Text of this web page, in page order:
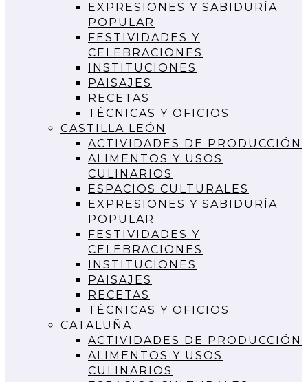
EXPRESIONES Y SABIDURÍA
POPULAR
FESTIVIDADES Y
CELEBRACIONES
INSTITUCIONES
PAISAJES
RECETAS
TÉCNICAS Y OFICIOS
CASTILLA LEÓN
ACTIVIDADES DE PRODUCCIÓN
ALIMENTOS Y USOS
CULINARIOS
ESPACIOS CULTURALES
EXPRESIONES Y SABIDURÍA
POPULAR
FESTIVIDADES Y
CELEBRACIONES
INSTITUCIONES
PAISAJES
RECETAS
TÉCNICAS Y OFICIOS
CATALUÑA
ACTIVIDADES DE PRODUCCIÓN
ALIMENTOS Y USOS
CULINARIOS